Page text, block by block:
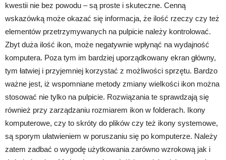
kwestii nie bez powodu – są proste i skuteczne. Cenną
wskazówką może okazać się informacja, że ilość rzeczy czy też
elementów przetrzymywanych na pulpicie należy kontrolować.
Zbyt duża ilość ikon, może negatywnie wpłynąć na wydajność
komputera. Poza tym im bardziej uporządkowany ekran główny,
tym łatwiej i przyjemniej korzystać z możliwości sprzętu. Bardzo
ważne jest, iż wspomniane metody zmiany wielkości ikon można
stosować nie tylko na pulpicie. Rozwiązania te sprawdzają się
również przy zarządzaniu rozmiarem ikon w folderach. Ikony
komputerowe, czy to skróty do plików czy też ikony systemowe,
są sporym ułatwieniem w poruszaniu się po komputerze. Należy
zatem zadbać o wygodę użytkowania zarówno wzrokową jak i